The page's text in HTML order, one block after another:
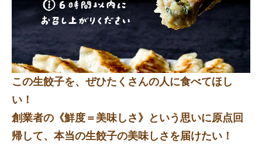
この生餃子を、ぜひたくさんの人に食べてほし
い！
創業者の《鮮度＝美味しさ》という思いに原点回
帰して、本当の生餃子の美味しさを届けたい！